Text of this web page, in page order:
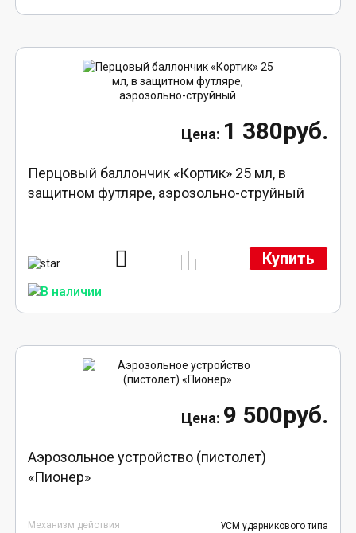
1 380руб.
Перцовый баллончик «Кортик» 25 мл, в
защитном футляре, аэрозольно-струйный
Купить
9 500руб.
Аэрозольное устройство (пистолет)
«Пионер»
Механизм действия
УСМ ударникового типа